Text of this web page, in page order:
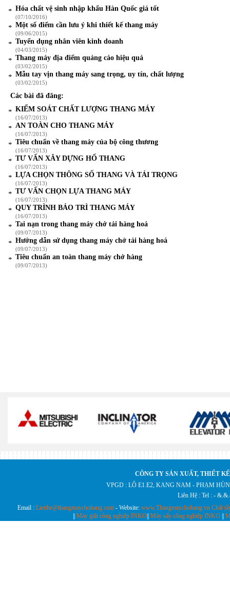
Hóa chất vệ sinh nhập khẩu Hàn Quốc giá tốt
(07/10/2016)
Một số điểm cần lưu ý khi thiết kế thang máy
(09/06/2015)
Tuyển dụng nhân viên kinh doanh
(04/03/2015)
Thang máy địa điểm quảng cáo hiệu quả
(03/02/2015)
Mẫu tay vịn thang máy sang trọng, uy tín, chất lượng
(03/02/2015)
Các bài đã đăng:
KIỂM SOÁT CHẤT LƯỢNG THANG MÁY
(16/07/2013)
AN TOÀN CHO THANG MÁY
(16/07/2013)
Tiêu chuẩn về thang máy của bộ công thương
(16/07/2013)
TƯ VẤN XÂY DỰNG HỐ THANG
(16/07/2013)
LỰA CHỌN THÔNG SỐ THANG VÀ TẢI TRỌNG
(16/07/2013)
TƯ VẤN CHỌN LỰA THANG MÁY
(16/07/2013)
QUY TRÌNH BẢO TRÌ THANG MÁY
(16/07/2013)
Tai nạn trong thang máy chở tải hàng hoá
(09/07/2013)
Hướng dẫn sử dụng thang máy chở tải hàng hoá
(09/07/2013)
Tiêu chuẩn an toàn thang máy chở hàng
(09/07/2013)
CÔNG TY SẢN XUẤT, THIẾT
VPGD : LÔ E1.E2, KANG NAM - PHẠM
Liên Hệ : Tel : -
Email : Lienhe@thangmaychohang.com - Website: www.Thangmaychohang.vn Chất
Máy giặt công nghiệp INKO Máy sấy công nghiệp INKO